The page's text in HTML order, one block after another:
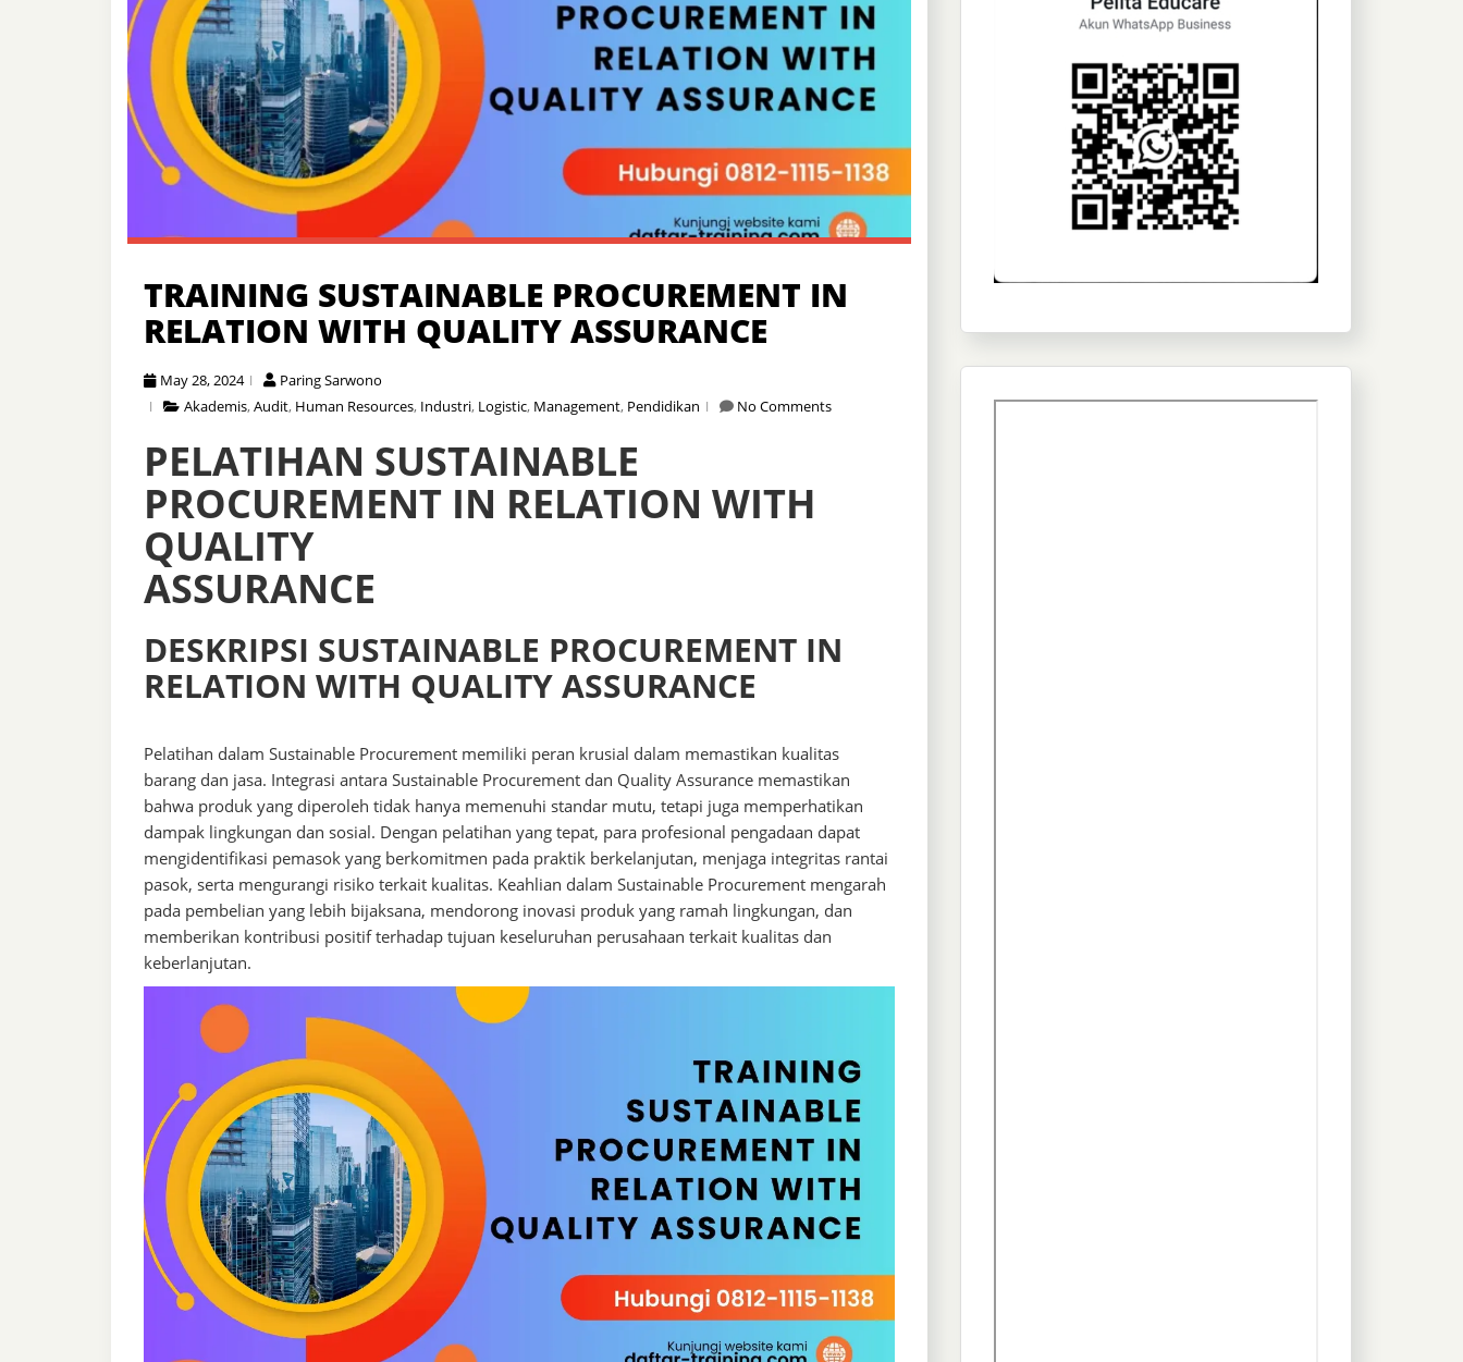
TRAINING SUSTAINABLE PROCUREMENT IN
RELATION WITH QUALITY ASSURANCE
May 28, 2024
Paring Sarwono
Akademis,Audit, Human Resources, Industri, Logistic, Management, Pendidikan No Comments
PELATIHAN SUSTAINABLE
PROCUREMENT IN RELATION WITH
QUALITY
ASSURANCE
DESKRIPSI SUSTAINABLE PROCUREMENT IN
RELATION WITH QUALITY ASSURANCE
Pelatihan dalam Sustainable Procurement memiliki peran krusial dalam memastikan kualitas
barang dan jasa. Integrasi antara Sustainable Procurement dan Quality Assurance memastikan
bahwa produk yang diperoleh tidak hanya memenuhi standar mutu, tetapi juga memperhatikan
dampak lingkungan dan sosial. Dengan pelatihan yang tepat, para profesional pengadaan dapat
mengidentifikasi pemasok yang berkomitmen pada praktik berkelanjutan, menjaga integritas rantai
pasok, serta mengurangi risiko terkait kualitas. Keahlian dalam Sustainable Procurement mengarah
pada pembelian yang lebih bijaksana, mendorong inovasi produk yang ramah lingkungan, dan
memberikan kontribusi positif terhadap tujuan keseluruhan perusahaan terkait kualitas dan
keberlanjutan.